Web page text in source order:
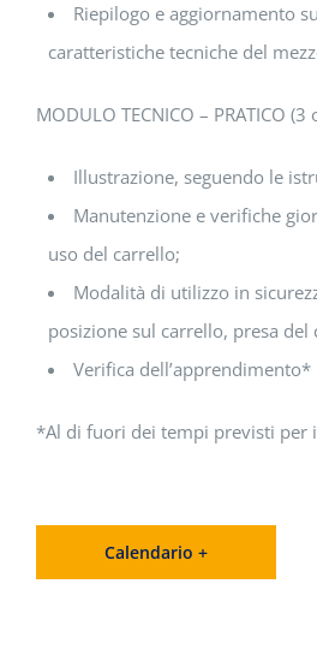
Riepilogo e aggiornamento
caratteristiche tecniche del
MODULO TECNICO – PRATICO (3
Illustrazione, seguendo le
Manutenzione e verifiche
uso del carrello;
Modalità di utilizzo in
posizione sul carrello, presa
Verifica dell’apprendimento*
*Al di fuori dei tempi previsti per
Calendario +